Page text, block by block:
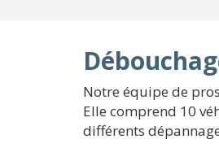
Notre équipe de
Elle comprend 10
différents